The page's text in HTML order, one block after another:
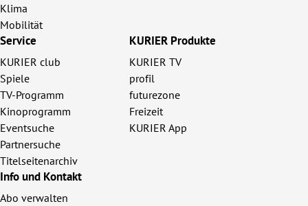
Klima
Mobilität
Service
KURIER club
Spiele
TV-Programm
Kinoprogramm
Eventsuche
Partnersuche
Titelseitenarchiv
KURIER Produkte
KURIER TV
profil
futurezone
Freizeit
KURIER App
Info und Kontakt
Abo verwalten